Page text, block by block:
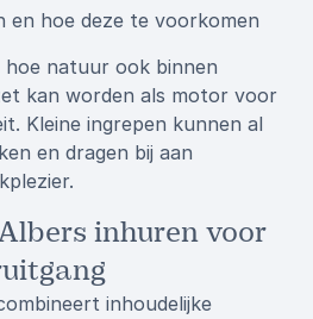
en hoe deze te voorkomen
hoe natuur ook binnen
kan worden als motor voor
Kleine ingrepen kunnen al
en dragen bij aan
inhuren voor
inhoudelijke